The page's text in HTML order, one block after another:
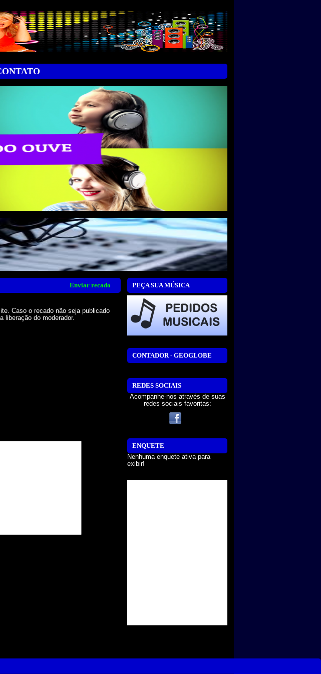
Enviar recado
Caso o recado não seja publicado
liberação do moderador.
PEÇA SUA MÚSICA
CONTADOR - GEOGLOBE
REDES SOCIAIS
Acompanhe-nos através de suas
redes sociais favoritas:
ENQUETE
Nenhuma enquete ativa para
exibir!